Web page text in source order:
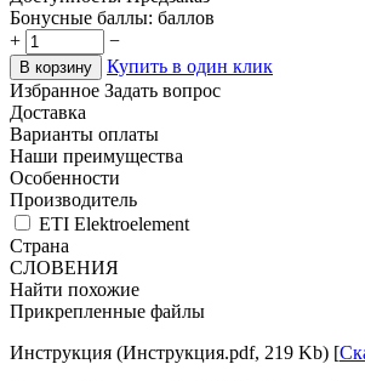
Бонусные баллы: баллов
+
−
В корзину
Купить в один клик
Избранное Задать вопрос
Доставка
Варианты оплаты
Наши преимущества
Особенности
Производитель
ETI Elektroelement
Страна
СЛОВЕНИЯ
Найти похожие
Прикрепленные файлы
Инструкция (Инструкция.pdf, 219 Kb) [